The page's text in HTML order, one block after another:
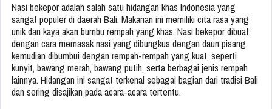
Nasi bekepor adalah salah satu hidangan khas Indonesia yang
sangat populer di daerah Bali. Makanan ini memiliki cita rasa yang
unik dan kaya akan bumbu rempah yang khas. Nasi bekepor dibuat
dengan cara memasak nasi yang dibungkus dengan daun pisang,
kemudian dibumbui dengan rempah-rempah yang kuat, seperti
kunyit, bawang merah, bawang putih, serta berbagai jenis rempah
lainnya. Hidangan ini sangat terkenal sebagai bagian dari tradisi Bali
dan sering disajikan pada acara-acara tertentu.